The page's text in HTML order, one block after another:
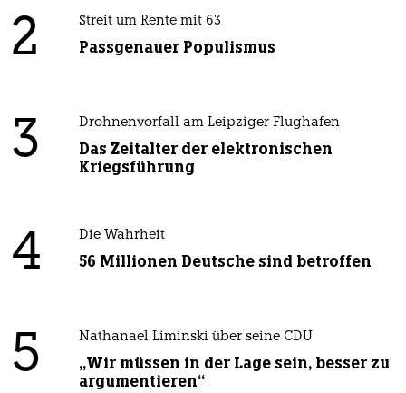
2 Streit um Rente mit 63
Passgenauer Populismus
3 Drohnenvorfall am Leipziger Flughafen
Das Zeitalter der elektronischen
Kriegsführung
4 Die Wahrheit
56 Millionen Deutsche sind betroffen
5 Nathanael Liminski über seine CDU
„Wir müssen in der Lage sein, besser zu
argumentieren“